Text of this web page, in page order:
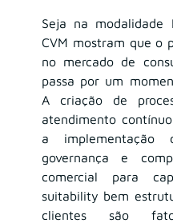
Seja na
CVM mostram que o
no mercado de
passa por um
A criação de
atendimento
a
governança e
comercial para
suitability bem
clientes são